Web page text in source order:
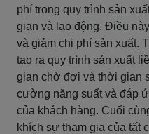
phí trong quy trình sản
gian và lao động. Điều
và giảm chi phí sản xuất.
tạo ra quy trình sản xuất
gian chờ đợi và thời gian
cường năng suất và đáp
của khách hàng. Cuối
khích sự tham gia của tất